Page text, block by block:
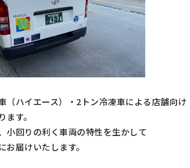
（ハイエース）・2トン冷凍車による店舗向け
す。
小回りの利く車両の特性を生かして
届けいたします。